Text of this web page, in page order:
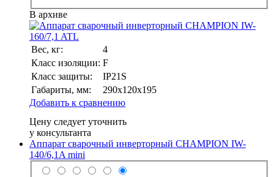
В архиве
Вес, кг:
4
Класс изоляции: F
Класс защиты:
IP21S
Габариты, мм:
290х120х195
Добавить к сравнению
Цену следует уточнить
у консультанта
Аппарат сварочный инверторный CHAMPION IW-
140/6,1A mini